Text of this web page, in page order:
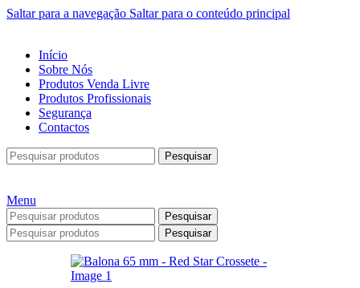
Saltar para a navegação Saltar para o conteúdo principal
Início
Sobre Nós
Produtos Venda Livre
Produtos Profissionais
Segurança
Contactos
Pesquisar
Menu
Pesquisar
Pesquisar